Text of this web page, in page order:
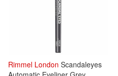
Rimmel London Scandaleyes